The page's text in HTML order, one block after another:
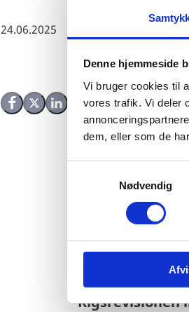
Denne hjemmeside
Vi bruger cookies til
vores trafik. Vi deler
dem, eller som de
v
Nødvendig
24.06.2025
Del på Facebook
Del på X (Twitter)
Del på LinkedIn
Sagsnr.:C 1972
Dato for
Rigsrevisionen